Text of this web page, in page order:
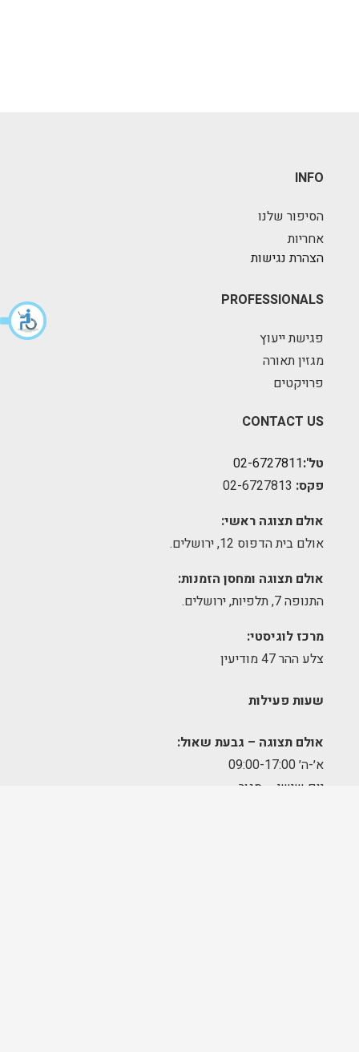
INFO
הסיפור שלנו
אחריות
הצהרת נגישות
PROFESSIONALS
פגישת ייעוץ
מגזין תאורה
פרויקטים
CONTACT US
טל':02-6727811
פקס:
אולם תצוגה ראשי:
אולם בית הדפוס 12, ירושלים.
אולם תצוגה ומחסן הזמנות:
התנופה 7, תלפיות, ירושלים.
מרכז לוגיסטי:
צלע ההר 47 מודיעין
שעות פעילות
אולם תצוגה – גבעת שאול:
א׳-ה׳ 09:00-17:00
יום שישי – סגור